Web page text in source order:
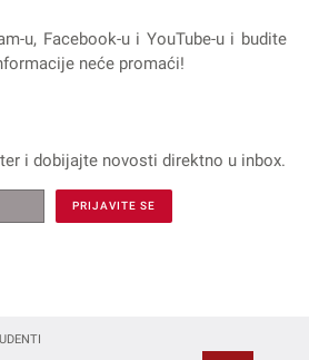
-u, Facebook-u i YouTube-u i budite
neće promaći!
i dobijajte novosti direktno u inbox.